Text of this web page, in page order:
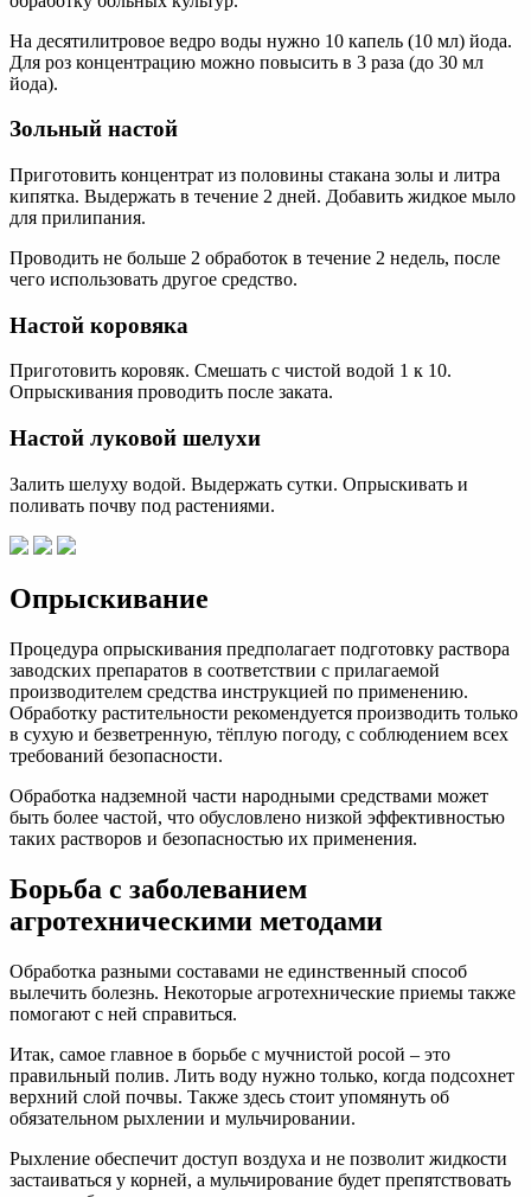
На десятилитровое ведро воды нужно 10 капель (10 мл) йода.
Для роз концентрацию можно повысить в 3 раза (до 30 мл
йода).
Зольный настой
Приготовить концентрат из половины стакана золы и литра
кипятка. Выдержать в течение 2 дней. Добавить жидкое мыло
для прилипания.
Проводить не больше 2 обработок в течение 2 недель, после
чего использовать другое средство.
Настой коровяка
Приготовить коровяк. Смешать с чистой водой 1 к 10.
Опрыскивания проводить после заката.
Настой луковой шелухи
Залить шелуху водой. Выдержать сутки. Опрыскивать и
поливать почву под растениями.
Опрыскивание
Процедура опрыскивания предполагает подготовку раствора
заводских препаратов в соответствии с прилагаемой
производителем средства инструкцией по применению.
Обработку растительности рекомендуется производить только
в сухую и безветренную, тёплую погоду, с соблюдением всех
требований безопасности.
Обработка надземной части народными средствами может
быть более частой, что обусловлено низкой эффективностью
таких растворов и безопасностью их применения.
Борьба с заболеванием
агротехническими методами
Обработка разными составами не единственный способ
вылечить болезнь. Некоторые агротехнические приемы также
помогают с ней справиться.
Итак, самое главное в борьбе с мучнистой росой – это
правильный полив. Лить воду нужно только, когда подсохнет
верхний слой почвы. Также здесь стоит упомянуть об
обязательном рыхлении и мульчировании.
Рыхление обеспечит доступ воздуха и не позволит жидкости
застаиваться у корней, а мульчирование будет препятствовать